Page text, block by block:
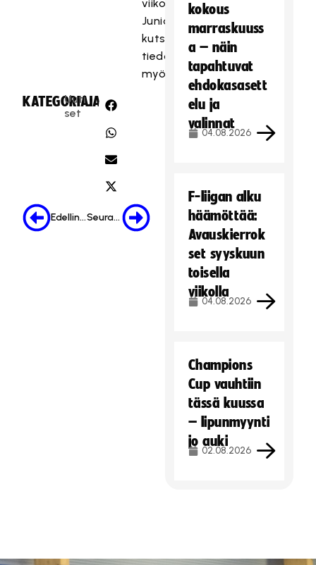
viikolla.
Juniorien
kutsuturnauksesta
tiedotetaan
myöhemmin.
KATEGORIA:
Uuti
set
JAA:
Edellinen Seuraava
kokous
marraskuuss
a – näin
tapahtuvat
ehdokasasett
elu ja
valinnat
04.08.2026
F-liigan alku
häämöttää:
Avauskierrok
set syyskuun
toisella
viikolla
04.08.2026
Champions
Cup vauhtiin
tässä kuussa
– lipunmyynti
jo auki
02.08.2026